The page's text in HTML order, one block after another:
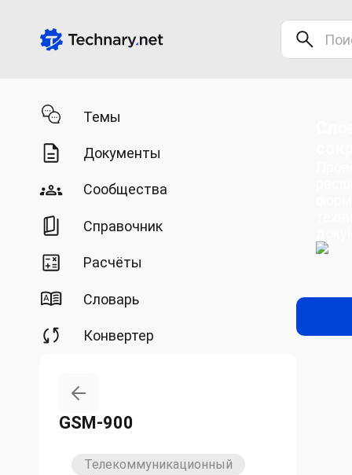
Темы
Документы
Сообщества
Справочник
Расчёты
Словарь
Конвертер
GSM-900
Телекоммуникационный